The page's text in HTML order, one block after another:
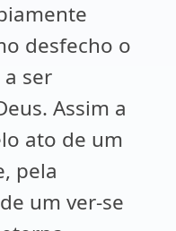
desfecho o
ser
Assim a
ato de um
pela
um ver-se